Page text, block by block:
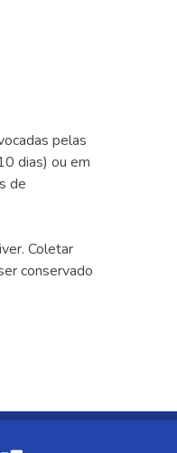
pelas
dias) ou em
de
Coletar
conservado